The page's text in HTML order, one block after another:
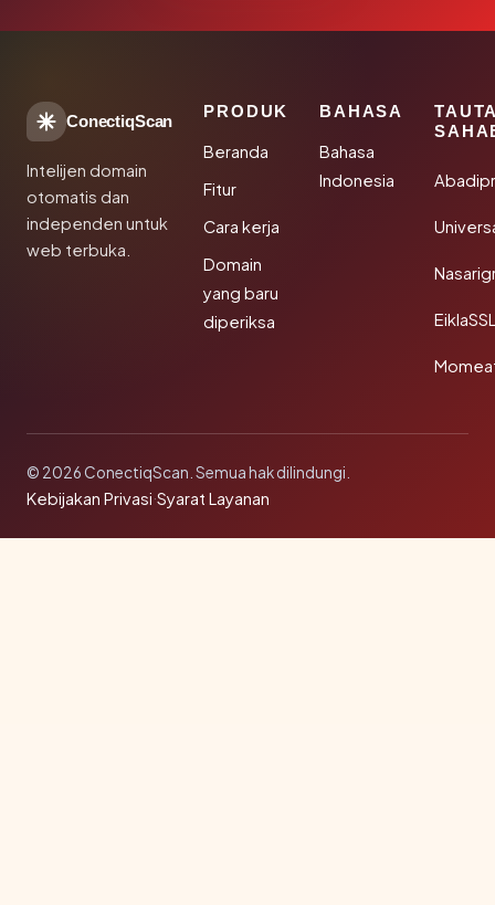
ConectiqScan
Intelijen domain
otomatis dan
independen untuk
web terbuka.
PRODUK
Beranda
Fitur
Cara kerja
Domain
yang baru
diperiksa
BAHASA
Bahasa
Indonesia
© 2026 ConectiqScan. Semua hak dilindungi.
Kebijakan Privasi·Syarat Layanan